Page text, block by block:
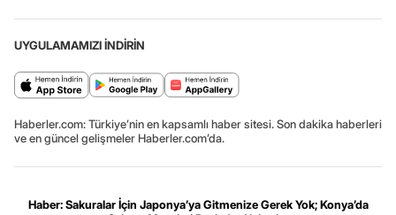
UYGULAMAMIZI İNDİRİN
Haberler.com: Türkiye’nin en kapsamlı haber sitesi. Son dakika haberleri
ve en güncel gelişmeler Haberler.com’da.
Haber: Sakuralar İçin Japonya’ya Gitmenize Gerek Yok; Konya’da